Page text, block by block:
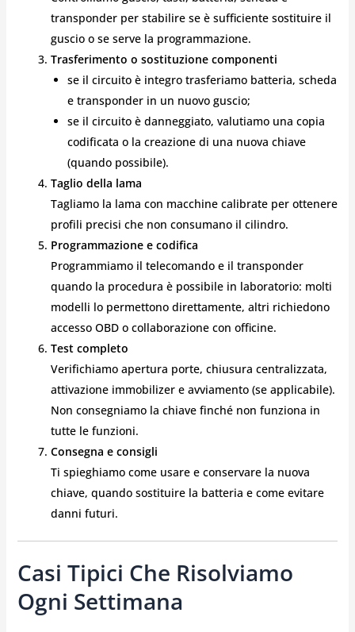
transponder per stabilire se è sufficiente sostituire il
guscio o se serve la programmazione.
Trasferimento o sostituzione componenti
se il circuito è integro trasferiamo batteria, scheda
e transponder in un nuovo guscio;
se il circuito è danneggiato, valutiamo una copia
codificata o la creazione di una nuova chiave
(quando possibile).
Taglio della lama
Tagliamo la lama con macchine calibrate per ottenere
profili precisi che non consumano il cilindro.
Programmazione e codifica
Programmiamo il telecomando e il transponder
quando la procedura è possibile in laboratorio: molti
modelli lo permettono direttamente, altri richiedono
accesso OBD o collaborazione con officine.
Test completo
Verifichiamo apertura porte, chiusura centralizzata,
attivazione immobilizer e avviamento (se applicabile).
Non consegniamo la chiave finché non funziona in
tutte le funzioni.
Consegna e consigli
Ti spieghiamo come usare e conservare la nuova
chiave, quando sostituire la batteria e come evitare
danni futuri.
Casi Tipici Che Risolviamo
Ogni Settimana